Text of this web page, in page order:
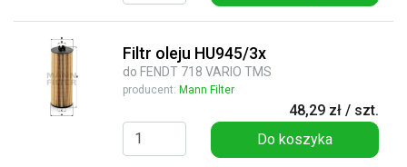
Filtr oleju HU945/3x
do FENDT 718 VARIO TMS
producent: Mann Filter
48,29 zł / szt.
Do koszyka